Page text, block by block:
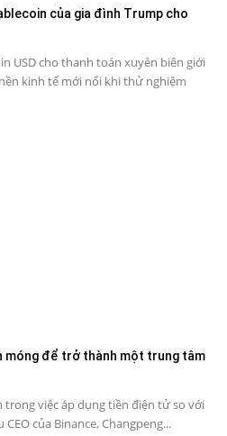
của gia đình Trump cho
USD cho thanh toán xuyên biên giới
kinh tế mới nổi khi thử nghiệm
móng để trở thành một trung tâm
trong việc áp dụng tiền điện tử so với
của Binance, Changpeng...